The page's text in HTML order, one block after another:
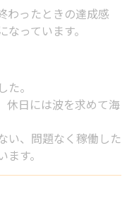
わったときの達成感
っています。
。
休日には波を求めて海
い、問題なく稼働した
す。